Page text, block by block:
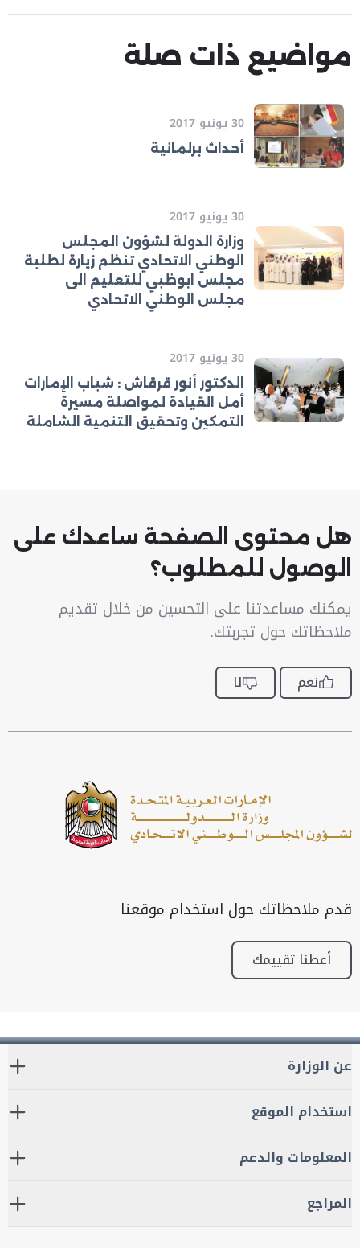
مواضيع ذات صلة
30 يونيو 2017
أحداث برلمانية
30 يونيو 2017
وزارة الدولة لشؤون المجلس
الوطني الاتحادي تنظم زيارة لطلبة
مجلس ابوظبي للتعليم الى
مجلس الوطني الاتحادي
30 يونيو 2017
الدكتور أنور قرقاش : شباب الإمارات
أمل القيادة لمواصلة مسيرة
التمكين وتحقيق التنمية الشاملة
هل محتوى الصفحة ساعدك على
الوصول للمطلوب؟
يمكنك مساعدتنا على التحسين من خلال تقديم
ملاحظاتك حول تجربتك.
نعم لا
قدم ملاحظاتك حول استخدام موقعنا
أعطنا تقييمك
عن الوزارة
استخدام الموقع
المعلومات والدعم
المراجع